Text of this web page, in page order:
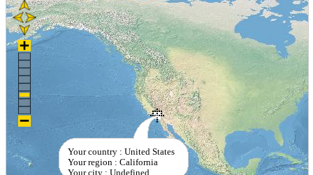
Your country : United States
Your region : California